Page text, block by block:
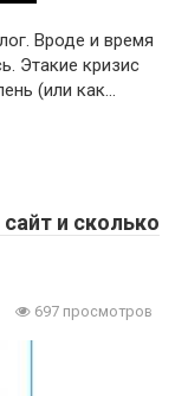
Вроде и время
Этакие кризис
(или как…
и сколько
697 просмотров